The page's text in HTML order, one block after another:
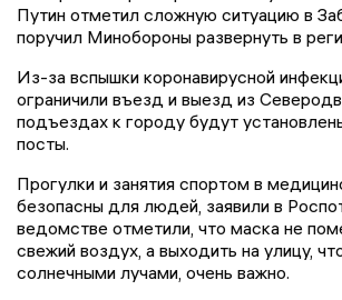
Путин отметил сложную ситуацию в
поручил Минобороны развернуть в
Из-за вспышки коронавирусной
ограничили въезд и выезд из
подъездах к городу будут
посты.
Прогулки и занятия спортом в
безопасны для людей, заявили в
ведомстве отметили, что маска не
свежий воздух, а выходить на улицу,
солнечными лучами, очень важно.